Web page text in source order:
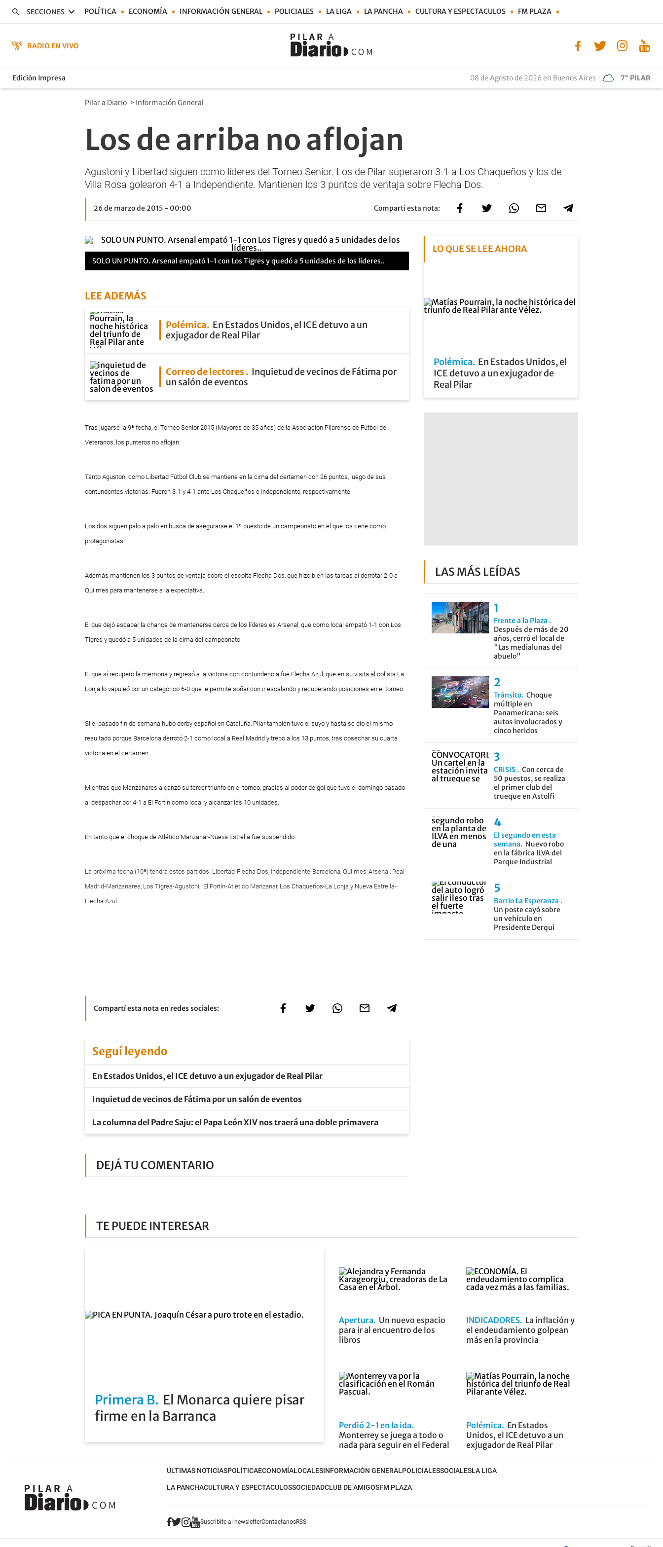
SECCIONES POLÍTICA ECONOMÍA INFORMACIÓN GENERAL POLICIALES LA LIGA LA PANCHA CULTURA Y ESPECTACULOS FM PLAZA
RADIO EN VIVO
Edición Impresa 08 de Agosto de 2026 en Buenos Aires 7° PILAR
Pilar a Diario > Información General
Los de arriba no aflojan
Agustoni y Libertad siguen como líderes del Torneo Senior. Los de Pilar superaron 3-1 a Los Chaqueños y los de
Villa Rosa golearon 4-1 a Independiente. Mantienen los 3 puntos de ventaja sobre Flecha Dos.
26 de marzo de 2015 - 00:00 Compartí esta nota:
SOLO UN PUNTO. Arsenal empató 1-1 con Los Tigres y quedó a 5 unidades de los líderes..
LEE ADEMÁS
Polémica
En Estados Unidos, el ICE detuvo a un
exjugador de Real Pilar
Correo de lectores
Inquietud de vecinos de Fátima por
un salón de eventos
Tras jugarse la 9ª fecha, el Torneo Senior 2015 (Mayores de 35 años) de la Asociación Pilarense de Fútbol de
Veteranos, los punteros no aflojan.
Tanto Agustoni como Libertad Fútbol Club se mantiene en la cima del certamen con 26 puntos, luego de sus
contundentes victorias. Fueron 3-1 y 4-1 ante Los Chaqueños e Independiente, respectivamente.
Los dos siguen palo a palo en busca de asegurarse el 1º puesto de un campeonato en el que los tiene como
protagonistas.
Además mantienen los 3 puntos de ventaja sobre el escolta Flecha Dos, que hizo bien las tareas al derrotar 2-0 a
Quilmes para mantenerse a la expectativa.
El que dejó escapar la chance de mantenerse cerca de los líderes es Arsenal, que como local empató 1-1 con Los
Tigres y quedó a 5 unidades de la cima del campeonato.
El que sí recuperó la memoria y regresó a la victoria con contundencia fue Flecha Azul, que en su visita al colista La
Lonja lo vapuleó por un categórico 6-0 que le permite soñar con ir escalando y recuperando posiciones en el torneo.
Si el pasado fin de semana hubo derby español en Cataluña, Pilar también tuvo el suyo y hasta se dio el mismo
resultado porque Barcelona derrotó 2-1 como local a Real Madrid y trepó a los 13 puntos, tras cosechar su cuarta
victoria en el certamen.
Mientras que Manzanares alcanzó su tercer triunfo en el torneo, gracias al poder de gol que tuvo el domingo pasado
al despachar por 4-1 a El Fortín como local y alcanzar las 10 unidades.
En tanto que el choque de Atlético Manzanar-Nueva Estrella fue suspendido.
La próxima fecha (10ª) tendrá estos partidos: Libertad-Flecha Dos, Independiente-Barcelona, Quilmes-Arsenal, Real
Madrid-Manzanares, Los Tigres-Agustoni, El Fortín-Atlético Manzanar, Los Chaqueños-La Lonja y Nueva Estrella-
Flecha Azul.
Compartí esta nota en redes sociales:
Seguí leyendo
En Estados Unidos, el ICE detuvo a un exjugador de Real Pilar
Inquietud de vecinos de Fátima por un salón de eventos
La columna del Padre Saju: el Papa León XIV nos traerá una doble primavera
DEJÁ TU COMENTARIO
LO QUE SE LEE AHORA
Polémica En Estados Unidos, el
ICE detuvo a un exjugador de
Real Pilar
LAS MÁS LEÍDAS
Frente a la Plaza
Después de más de 20
años, cerró el local de
"Las medialunas del
abuelo"
Tránsito Choque
múltiple en
Panamericana: seis
autos involucrados y
cinco heridos
CRISIS
Con cerca de
50 puestos, se realiza
el primer club del
trueque en Astolfi
El segundo en esta
semana
Nuevo robo
en la fábrica ILVA del
Parque Industrial
Barrio La Esperanza
Un poste cayó sobre
un vehículo en
Presidente Derqui
TE PUEDE INTERESAR
Primera B El Monarca quiere pisar
firme en la Barranca
Apertura
Un nuevo espacio
para ir al encuentro de los
libros
INDICADORES
La inflación y
el endeudamiento golpean
más en la provincia
Perdió 2-1 en la ida
Monterrey se juega a todo o
nada para seguir en el Federal
Polémica
En Estados
Unidos, el ICE detuvo a un
exjugador de Real Pilar
ÚLTIMAS NOTICIASPOLÍTICAECONOMÍALOCALESINFORMACIÓN GENERALPOLICIALESSOCIALESLA LIGA
LA PANCHACULTURA Y ESPECTACULOSSOCIEDADCLUB DE AMIGOSFM PLAZA
Suscribite al newsletterContactanosRSS